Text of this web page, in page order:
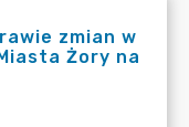
zmian w
Żory na